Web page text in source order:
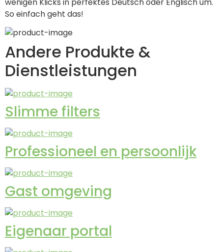
So einfach geht das!
Andere Produkte &
Dienstleistungen
Slimme filters
Professioneel en persoonlijk
Gast omgeving
Eigenaar portal